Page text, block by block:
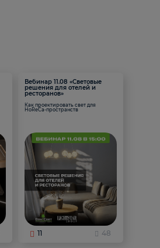
Вебинар 11.08 «Световые
решения для отелей и
ресторанов»
Как проектировать свет для
HoReCa-пространств
11 48